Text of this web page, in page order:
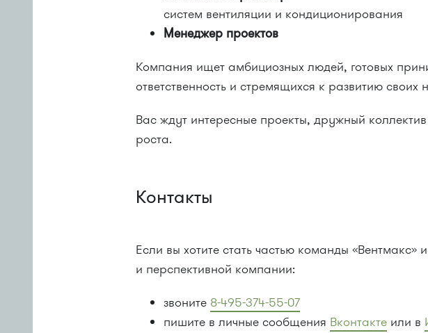
систем вентиляции и кондиционирования
Менеджер проектов
Компания ищет амбициозных людей, готовых
ответственность и стремящихся к развитию своих
Вас ждут интересные проекты, дружный
роста.
Контакты
Если вы хотите стать частью команды «Вентмакс»
и перспективной компании:
звоните 8-495-374-55-07
пишите в личные сообщения Вконтакте или в